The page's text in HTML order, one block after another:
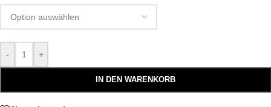
- +
IN DEN WARENKORB